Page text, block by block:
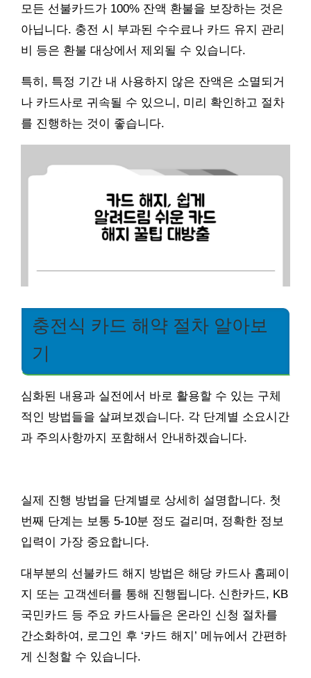
모든 선불카드가 100% 잔액 환불을 보장하는 것은
아닙니다. 충전 시 부과된 수수료나 카드 유지 관리
비 등은 환불 대상에서 제외될 수 있습니다.
특히, 특정 기간 내 사용하지 않은 잔액은 소멸되거
나 카드사로 귀속될 수 있으니, 미리 확인하고 절차
를 진행하는 것이 좋습니다.
충전식 카드 해약 절차 알아보
기
심화된 내용과 실전에서 바로 활용할 수 있는 구체
적인 방법들을 살펴보겠습니다. 각 단계별 소요시간
과 주의사항까지 포함해서 안내하겠습니다.
실제 진행 방법을 단계별로 상세히 설명합니다. 첫
번째 단계는 보통 5-10분 정도 걸리며, 정확한 정보
입력이 가장 중요합니다.
대부분의 선불카드 해지 방법은 해당 카드사 홈페이
지 또는 고객센터를 통해 진행됩니다. 신한카드, KB
국민카드 등 주요 카드사들은 온라인 신청 절차를
간소화하여, 로그인 후 ‘카드 해지’ 메뉴에서 간편하
게 신청할 수 있습니다.